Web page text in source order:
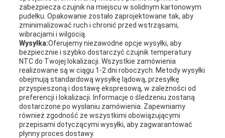
zabezpiecza czujnik na miejscu w solidnym kartonowym
pudełku. Opakowanie zostało zaprojektowane tak, aby
zminimalizować ruch i chronić przed wstrząsami,
wibracjami i wilgocią.
Wysyłka:Oferujemy niezawodne opcje wysyłki, aby
bezpiecznie i szybko dostarczyć czujnik temperatury
NTC do Twojej lokalizacji. Wszystkie zamówienia
realizowane są w ciągu 1-2 dni roboczych. Metody wysyłki
obejmują standardową wysyłkę lądową, przesyłkę
przyspieszoną i dostawę ekspresową, w zależności od
preferencji i lokalizacji. Informacje o śledzeniu zostaną
dostarczone po wysłaniu zamówienia. Zapewniamy
również zgodność ze wszystkimi obowiązującymi
przepisami dotyczącymi wysyłki, aby zagwarantować
płynny proces dostawy.